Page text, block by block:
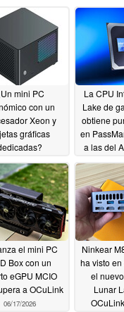
mini PC
con un
Xeon y
gráficas
ser verdad?
06/26/2026
La CPU
Lake de
obtiene
en
a las del
el mini PC
Box con un
eGPU MCIO
a OCuLink
06/17/2026
Ninkear
ha visto
el
Lunar